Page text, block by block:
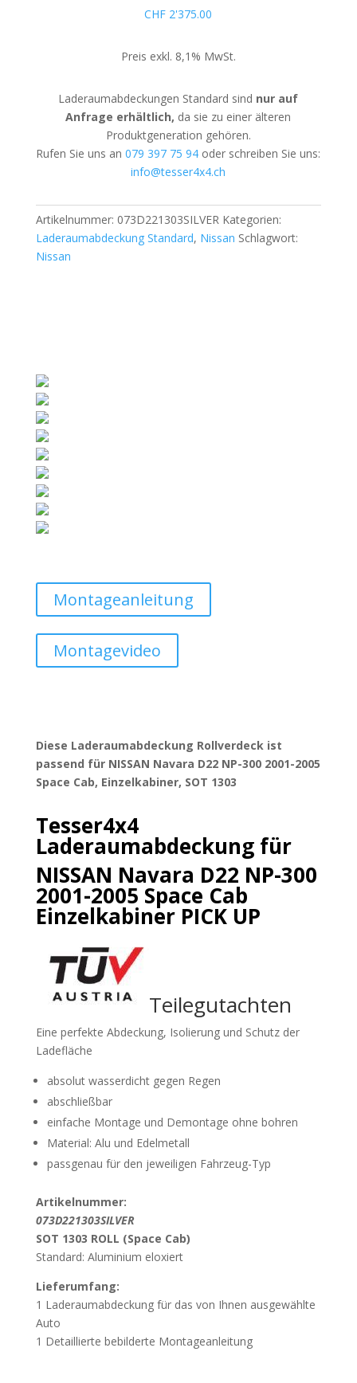
CHF 2'375.00
Preis exkl. 8,1% MwSt.
Laderaumabdeckungen Standard sind nur auf
Anfrage erhältlich, da sie zu einer älteren
Produktgeneration gehören.
Rufen Sie uns an079 397 75 94 oder schreiben Sie uns:
info@tesser4x4.ch
Artikelnummer: 073D221303SILVER Kategorien:
Laderaumabdeckung Standard, Nissan Schlagwort:
Nissan
Montageanleitung
Montagevideo
Diese Laderaumabdeckung Rollverdeck ist
passend für NISSAN Navara D22 NP-300 2001-2005
Space Cab, Einzelkabiner, SOT 1303
Tesser4x4
Laderaumabdeckung für
NISSAN Navara D22 NP-300
2001-2005 Space Cab
Einzelkabiner PICK UP
Teilegutachten
Eine perfekte Abdeckung, Isolierung und Schutz der
Ladefläche
absolut wasserdicht gegen Regen
abschließbar
einfache Montage und Demontage ohne bohren
Material: Alu und Edelmetall
passgenau für den jeweiligen Fahrzeug-Typ
Artikelnummer:
073D221303SILVER
SOT 1303 ROLL (Space Cab)
Standard: Aluminium eloxiert
Lieferumfang:
1 Laderaumabdeckung für das von Ihnen ausgewählte
Auto
1 Detaillierte bebilderte Montageanleitung